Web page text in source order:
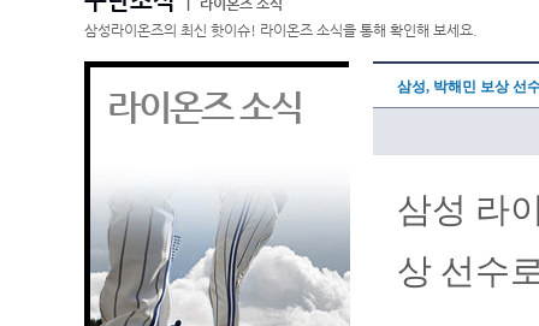
라이온즈 소식
삼성라이온즈의 최신 핫이슈! 라이온즈 소식을 통해 확인해 보세요.
라이온즈 소식 삼성, 박해민 보상 선
삼성 라
상 선수